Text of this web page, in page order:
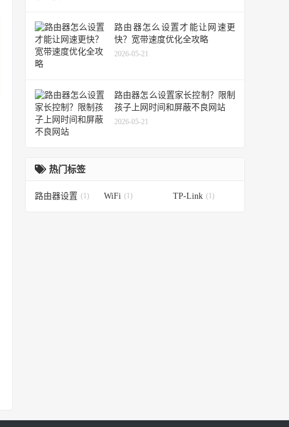
路由器怎么设置才能让网速更
快？宽带速度优化全攻略
2026-05-21
路由器怎么设置家长控制？限制
孩子上网时间和屏蔽不良网站
2026-05-21
热门标签
路由器设置 (1) WiFi (1) TP-Link (1)